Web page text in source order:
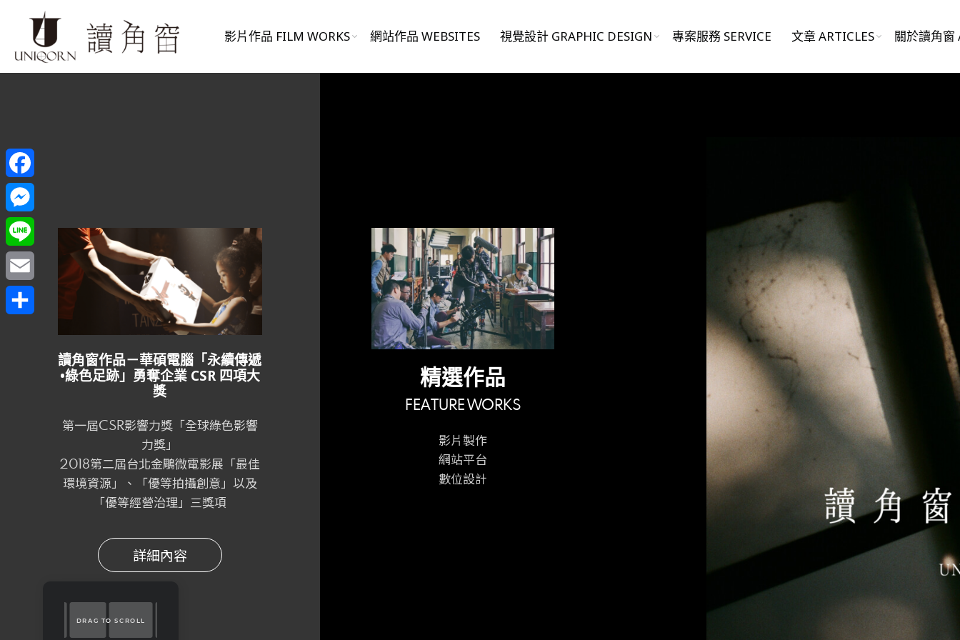
影片作品 FILM WORKS 網站作品 WEBSITES 視覺設計 GRAPHIC DESIGN 專案服務 SERVICE 文章 ARTICLES 關於讀角窗
讀角窗作品－華碩電腦「永續傳遞
•綠色足跡」勇奪企業 CSR 四項大
獎
第一屆CSR影響力獎「全球綠色影響
力獎」
2018第二屆台北金鵰微電影展「最佳
環境資源」、「優等拍攝創意」以及
「優等經營治理」三獎項
詳細內容
精選作品
FEATURE WORKS
影片製作
網站平台
數位設計
視覺設計 GRAPHIC DESIGN
專案服務 SERVICE
文章 ARTICLES
關於讀角窗 ABOUT UNIQORN
CONTACT US
DRAG TO SCROLL
Facebook
Messenger
Line
Email